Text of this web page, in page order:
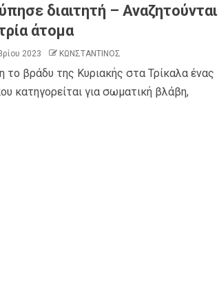
διαιτητή – Αναζητούνται
άτομα
2023 ΚΩΝΣΤΑΝΤΙΝΟΣ
το βράδυ της Κυριακής στα Τρίκαλα ένας
κατηγορείται για σωματική βλάβη,